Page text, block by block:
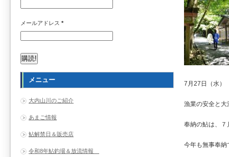
7月27日（水）
漁業の安全と
奉納の鮎は、
今年も無事奉
メールアドレス *
メニュー
大内山川のご紹介
あまご情報
鮎解禁日＆販売店
令和8年鮎釣場＆放流情報